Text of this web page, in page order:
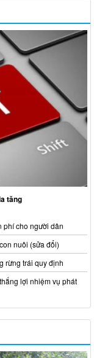
tăng
phí cho người dân
nuôi (sửa đổi)
rừng trái quy định
lợi nhiệm vụ phát